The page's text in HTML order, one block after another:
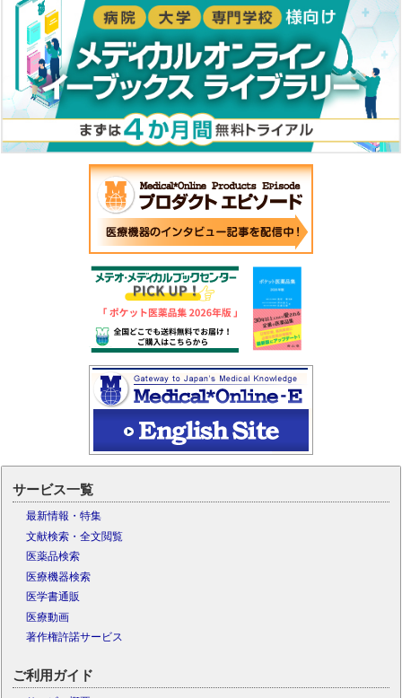
サービス一覧
最新情報・特集
文献検索・全文閲覧
医薬品検索
医療機器検索
医学書通販
医療動画
著作権許諾サービス
ご利用ガイド